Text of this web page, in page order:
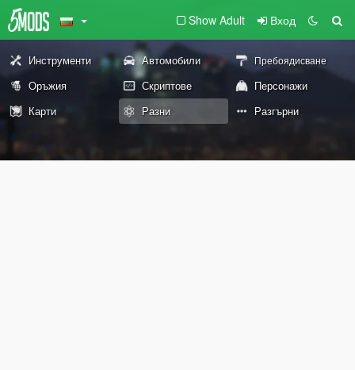
Show Adult Вход
Инструменти Автомобили Пребоядисване
Оръжия Скриптове
Персонажи
Карти
Разни Разгърни